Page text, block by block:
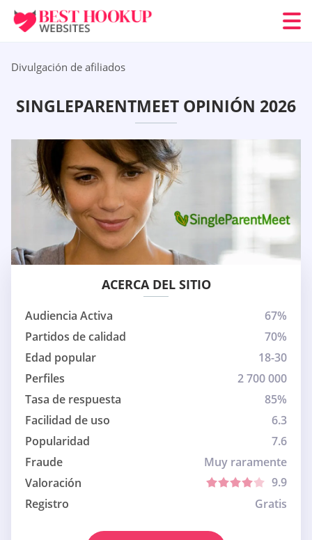
Divulgación de afiliados
SINGLEPARENTMEET OPINIÓN 2026
ACERCA DEL SITIO
Audiencia Activa
67%
Partidos de calidad
70%
Edad popular
18-30
Perfiles
2 700 000
Tasa de respuesta
85%
Facilidad de uso
6.3
Popularidad
7.6
Fraude
Muy raramente
Valoración
9.9
Registro
Gratis